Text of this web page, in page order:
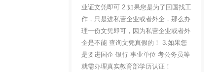
业证文凭即可 2.如果您是为了回国找工
作，只是进私营企业或者外企，那么办
理一份文凭即可，因为私营企业或者外
企是不能 查询文凭真假的！ 3.如果您
是要进国企 银行 事业单位 考公务员等
就需办理真实教育部学历认证！